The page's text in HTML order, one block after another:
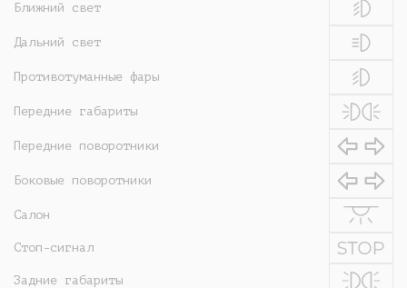
Ближний свет
Дальний свет
Противотуманные фары
Передние габариты
Передние поворотники
Боковые поворотники
Салон
Стоп-сигнал
Задние габариты